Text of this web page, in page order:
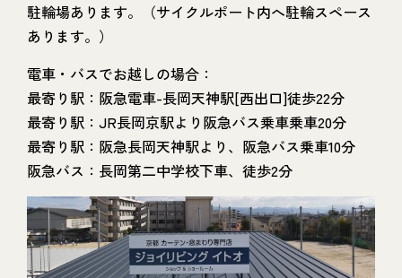
駐輪場あります。（サイクルポート内へ駐輪スペース
あります。）
電車・バスでお越しの場合：
最寄り駅：阪急電車-長岡天神駅[西出口]徒歩22分
最寄り駅：JR長岡京駅より阪急バス乗車乗車20分
最寄り駅：阪急長岡天神駅より、阪急バス乗車10分
阪急バス：長岡第二中学校下車、徒歩2分